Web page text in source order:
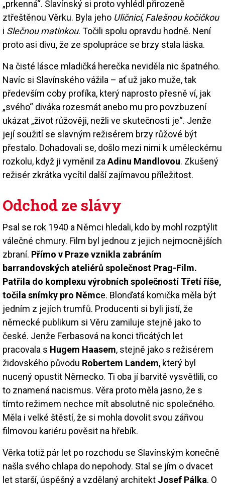
„prkenná“. Slavínský si proto vyhlédl přirozeně
ztřeštěnou Věrku. Byla jeho Uličnicí,Falešnou kočičkou
i Slečnou matinkou. Točili spolu opravdu hodně. Není
proto asi divu, že ze spolupráce se brzy stala láska.
Na čisté lásce mladičká herečka neviděla nic špatného.
Navíc si Slavínského vážila – ať už jako muže, tak
především coby profíka, který naprosto přesně ví, jak
„svého“ diváka rozesmát anebo mu pro povzbuzení
ukázat „život růžověji, nežli ve skutečnosti je“. Jenže
její soužití se slavným režisérem brzy růžové být
přestalo. Dohadovali se, došlo mezi nimi k uměleckému
rozkolu, když ji vyměnil za Adinu Mandlovou. Zkušený
režisér zkrátka vycítil další zajímavou příležitost.
Odchod ze slávy
Psal se rok 1940 a Němci hledali, kdo by mohl rozptýlit
válečné chmury. Film byl jednou z jejich nejmocnějších
zbraní. Přímo v Praze vznikla zabráním
barrandovských ateliérů společnost Prag-Film.
Patřila do komplexu výrobních společností Třetí říše,
točila snímky pro Němce. Blonďatá komička měla být
jedním z jejích trumfů. Producenti si byli jistí, že
německé publikum si Věru zamiluje stejně jako to
české. Jenže Ferbasová na konci třicátých let
pracovala s Hugem Haasem, stejně jako s režisérem
židovského původu Robertem Landem, který byl
nucený opustit Německo. Ti oba jí barvitě vysvětlili, co
to znamená nacismus. Věra proto měla jasno, že s
tímto režimem nechce mít absolutně nic společného.
Měla i velké štěstí, že si mohla dovolit svou zářivou
filmovou kariéru pověsit na hřebík.
Věrka totiž pár let po rozchodu se Slavínským konečně
našla svého chlapa do nepohody. Stal se jím o dvacet
let starší, úspěšný a vzdělaný architekt Josef Pálka. O